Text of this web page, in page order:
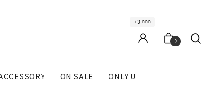
+3,000
0
ON SALE ONLY U